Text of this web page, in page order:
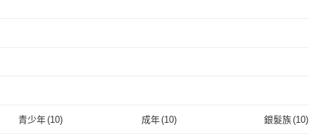
青少年(10) 成年(10) 銀髮族(10)
取消